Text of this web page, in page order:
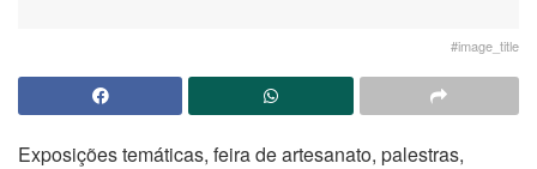
#image_title
Exposições temáticas, feira de artesanato, palestras,